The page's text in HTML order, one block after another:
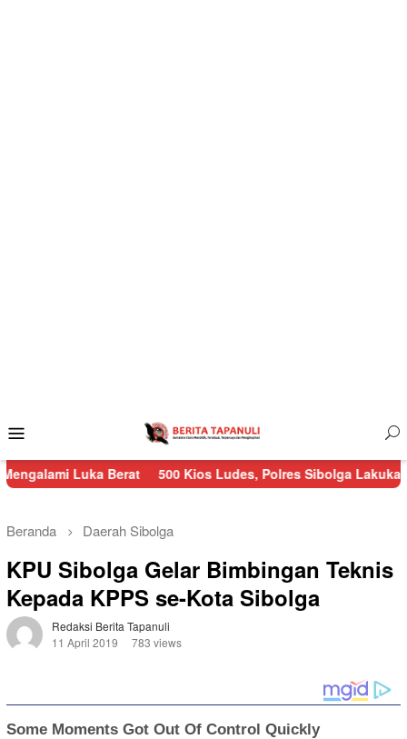
Mobile
Berat 500 Kios Ludes, Polres Sibolga Lakukan
Beranda Daerah Sibolga
KPU Sibolga Gelar Bimbingan Teknis
Kepada KPPS se-Kota Sibolga
Redaksi Berita Tapanuli
11 April 2019
783 views